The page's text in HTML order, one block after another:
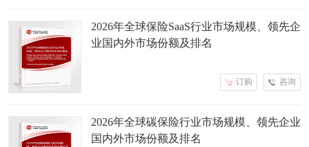
2026年全球保险SaaS行业市场规模、领先企
业国内外市场份额及排名
咨询
订购
2026年全球碳保险行业市场规模、领先企业
国内外市场份额及排名